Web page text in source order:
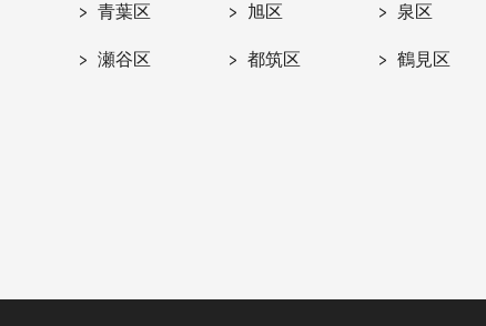
青葉区 旭区 泉区
瀬谷区 都筑区 鶴見区